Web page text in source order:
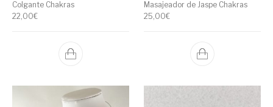
Colgante Chakras
22,00€
Masajeador de Jaspe Chakras
25,00€